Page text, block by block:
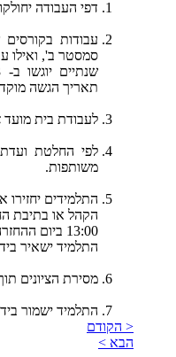
דפי העבודה
עבודות
סמסטר ב', ואילו
תאריך הגשה
לעבודת בית מועד
לפי החלטת
משותפות.
התלמידים
הקהל או בתיבת
13:00 ביום ההחזרה.
התלמיד ישאיר
מסירת הציונים תוך 3 שבועות מיום הגשת
התלמיד ישמור
< הקודם
הבא >